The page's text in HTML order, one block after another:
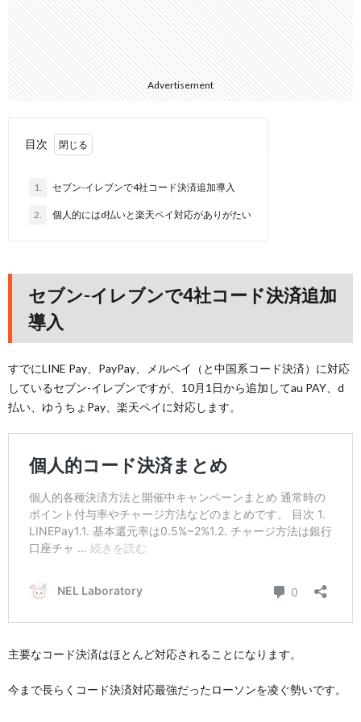
Advertisement
目次
1. セブン-イレブンで4社コード決済追加導入
2. 個人的にはd払いと楽天ペイ対応がありがたい
セブン-イレブンで4社コード決済追加
導入
すでにLINE Pay、PayPay、メルペイ（と中国系コード決済）に対応
しているセブン-イレブンですが、10月1日から追加してau PAY、d
払い、ゆうちょPay、楽天ペイに対応します。
主要なコード決済はほとんど対応されることになります。
今まで長らくコード決済対応最強だったローソンを凌ぐ勢いです。